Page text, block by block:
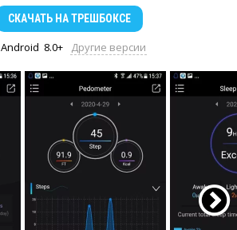
СКАЧАТЬ НА ТРЕШБОКСЕ
Android 8.0+ Другие версии